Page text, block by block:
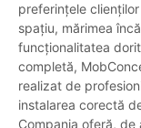
preferințele
spațiu, mărimea
funcționalitatea
completă,
realizat de
instalarea corectă
Compania oferă,